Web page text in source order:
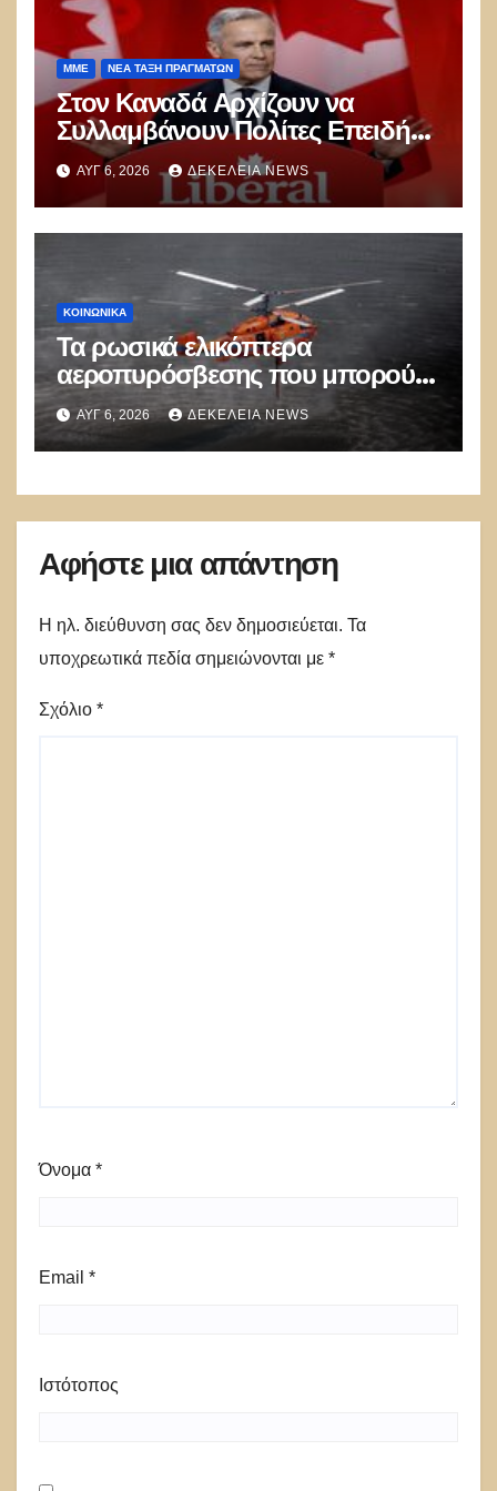
ΜΜΕ ΝΈΑ ΤΆΞΗ ΠΡΑΓΜΆΤΩΝ
Στον Καναδά Αρχίζουν να
Συλλαμβάνουν Πολίτες Επειδή
Κοινοποιούν “λανθασμένες
σκέψεις” στο Διαδίκτυο – Η
Παγκόσμια Δικτατορία
Διευρύνεται
ΑΥΓ 6, 2026 ΔΕΚΈΛΕΙΑ NEWS
ΚΟΙΝΩΝΙΚΑ
Τα ρωσικά ελικόπτερα
αεροπυρόσβεσης που μπορούν
να ρίχνουν 5 τόνους νερού με 8
μποφόρ
ΑΥΓ 6, 2026 ΔΕΚΈΛΕΙΑ NEWS
Αφήστε μια απάντηση
Η ηλ. διεύθυνση σας δεν δημοσιεύεται. Τα
υποχρεωτικά πεδία σημειώνονται με *
Σχόλιο *
Όνομα *
Email *
Ιστότοπος